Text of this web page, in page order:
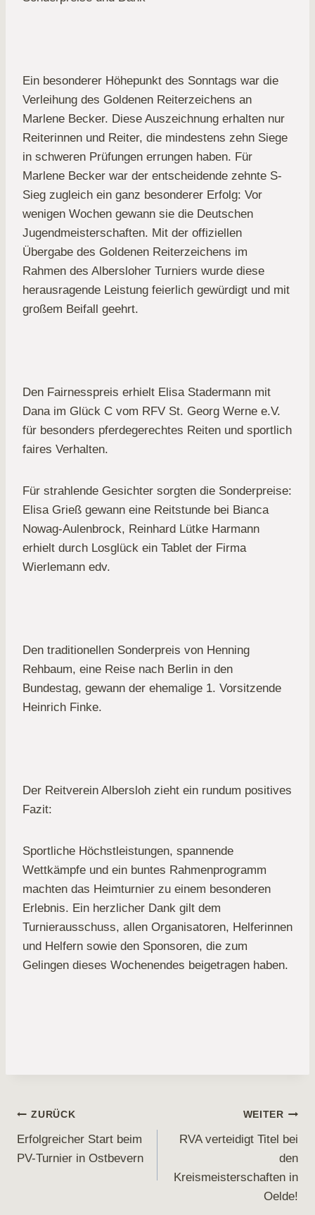
Ein besonderer Höhepunkt des Sonntags war die
Verleihung des Goldenen Reiterzeichens an
Marlene Becker. Diese Auszeichnung erhalten nur
Reiterinnen und Reiter, die mindestens zehn Siege
in schweren Prüfungen errungen haben. Für
Marlene Becker war der entscheidende zehnte S-
Sieg zugleich ein ganz besonderer Erfolg: Vor
wenigen Wochen gewann sie die Deutschen
Jugendmeisterschaften. Mit der offiziellen
Übergabe des Goldenen Reiterzeichens im
Rahmen des Albersloher Turniers wurde diese
herausragende Leistung feierlich gewürdigt und mit
großem Beifall geehrt.
Den Fairnesspreis erhielt Elisa Stadermann mit
Dana im Glück C vom RFV St. Georg Werne e.V.
für besonders pferdegerechtes Reiten und sportlich
faires Verhalten.
Für strahlende Gesichter sorgten die Sonderpreise:
Elisa Grieß gewann eine Reitstunde bei Bianca
Nowag-Aulenbrock, Reinhard Lütke Harmann
erhielt durch Losglück ein Tablet der Firma
Wierlemann edv.
Den traditionellen Sonderpreis von Henning
Rehbaum, eine Reise nach Berlin in den
Bundestag, gewann der ehemalige 1. Vorsitzende
Heinrich Finke.
Der Reitverein Albersloh zieht ein rundum positives
Fazit:
Sportliche Höchstleistungen, spannende
Wettkämpfe und ein buntes Rahmenprogramm
machten das Heimturnier zu einem besonderen
Erlebnis. Ein herzlicher Dank gilt dem
Turnierausschuss, allen Organisatoren, Helferinnen
und Helfern sowie den Sponsoren, die zum
Gelingen dieses Wochenendes beigetragen haben.
Beitragsnavigation
ZURÜCK
Erfolgreicher Start beim
PV-Turnier in Ostbevern
WEITER
RVA verteidigt Titel bei
den
Kreismeisterschaften in
Oelde!